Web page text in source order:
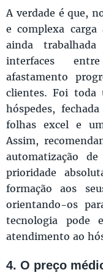
A verdade é que,
e complexa
ainda
interfaces
afastamento
clientes. Foi toda
hóspedes,
folhas excel e
Assim,
automatização
prioridade
formação aos
orientando-os
tecnologia pode
atendimento ao
4. O preço